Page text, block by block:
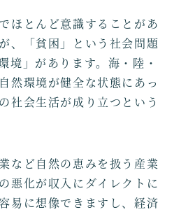
ほとんど意識することがあ
、「貧困」という社会問題
境」があります。海・陸・
然環境が健全な状態にあっ
社会生活が成り立つという
など自然の恵みを扱う産業
悪化が収入にダイレクトに
易に想像できますし、経済